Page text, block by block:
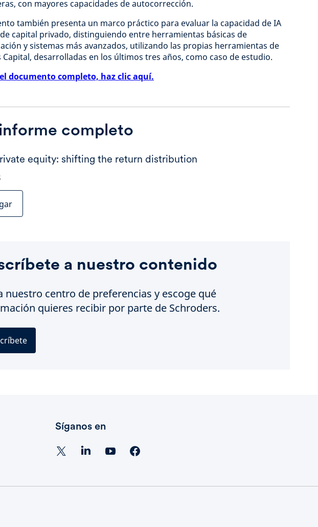
con mayores capacidades de autocorrección.
también presenta un marco práctico para evaluar la capacidad de IA
capital privado, distinguiendo entre herramientas básicas de
y sistemas más avanzados, utilizando las propias herramientas de
Capital, desarrolladas en los últimos tres años, como caso de estudio.
documento completo, haz clic aquí.
completo
equity: shifting the return distribution
a nuestro contenido
nuestro centro de preferencias y escoge qué
quieres recibir por parte de Schroders.
Síganos en